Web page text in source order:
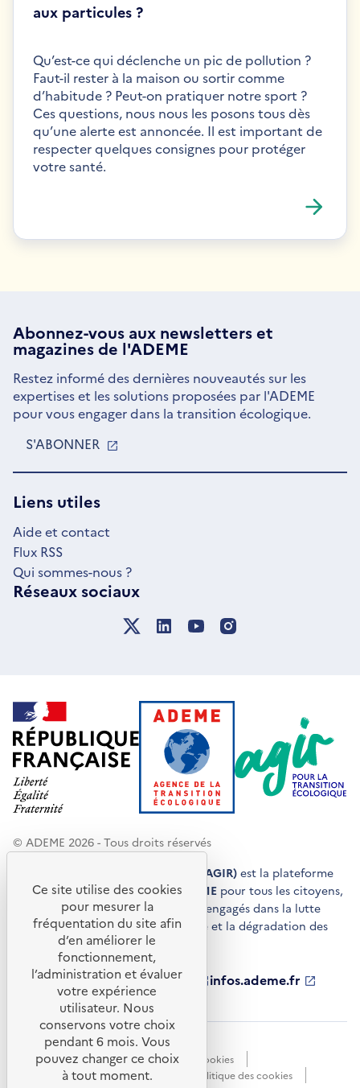
aux particules ?
Qu’est-ce qui déclenche un pic de pollution ?
Faut-il rester à la maison ou sortir comme
d’habitude ? Peut-on pratiquer notre sport ?
Ces questions, nous nous les posons tous dès
qu’une alerte est annoncée. Il est important de
respecter quelques consignes pour protéger
votre santé.
Abonnez-vous aux newsletterset
magazines de l'ADEME
Restez informé des dernières nouveautés sur les
expertises et les solutions proposées par l'ADEME
pour vous engager dans la transition écologique.
S'ABONNER
UNE
Liens utiles
Aide et contact
Flux RSS
Qui sommes-nous ?
Réseaux sociaux
© ADEME 2026 - Tous droits réservés
Agir pour la transition écologique (AGIR) est la plateforme
de conseils et de services de l'ADEME pour tous les citoyens,
acteurs économiques et territoires engagés dans la lutte
contre le réchauffement climatique et la dégradation des
ressources.
ademe.fr
S'ouvre
nouvelle
fenêtre
librairie.ademe.fr
S'ouvre
dans
une
nouvelle
fenêtre
infos.ademe.fr
S'ouvre
nouvelle
ademe.fr/presse
S'ouvre
nouvelle
fenêtre
Accessibilité : non conforme
Données personnelles
Gestion des cookies
Mentions légales
Plan du site
Politique des cookies
Ce site utilise des cookies
pour mesurer la
fréquentation du site afin
d’en améliorer le
fonctionnement,
l’administration et évaluer
votre expérience
utilisateur. Nous
conservons votre choix
pendant 6 mois. Vous
pouvez changer ce choix
à tout moment.